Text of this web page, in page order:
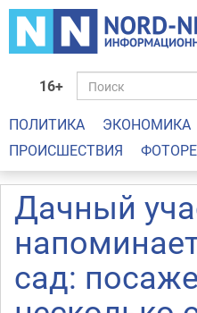
16+
ПОЛИТИКА ЭКОНОМИКА
ПРОИСШЕСТВИЯ
Дачный
сад: